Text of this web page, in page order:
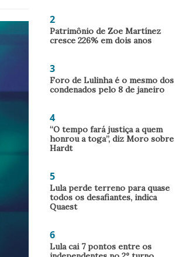
2
Patrimônio de Zoe Martínez
cresce 226% em dois anos
3
Foro de Lulinha é o mesmo dos
condenados pelo 8 de janeiro
4
“O tempo fará justiça a quem
honrou a toga”, diz Moro sobre
Hardt
5
Lula perde terreno para quase
todos os desafiantes, indica
Quaest
6
Lula cai 7 pontos entre os